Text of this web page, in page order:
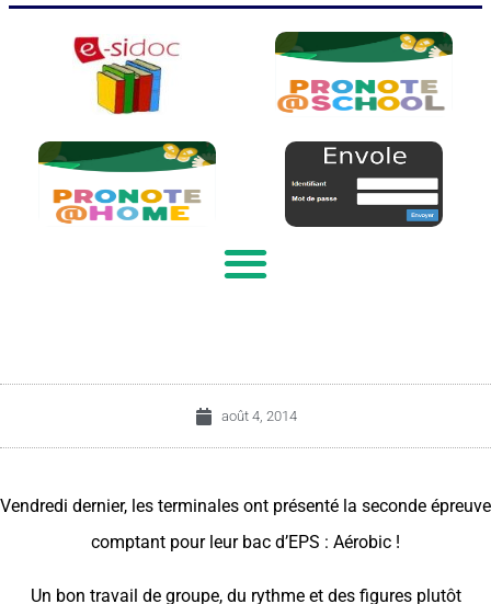
août 4, 2014
Vendredi dernier, les terminales ont présenté la seconde épreuve
comptant pour leur bac d’EPS : Aérobic !
Un bon travail de groupe, du rythme et des figures plutôt